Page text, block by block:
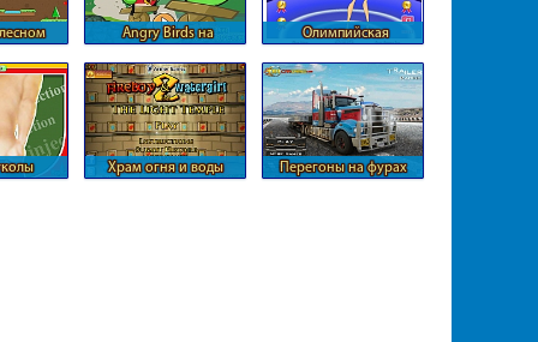
Angry Birds на
автомобиле
Олимпийская
Храм огня и воды Перегоны на фурах